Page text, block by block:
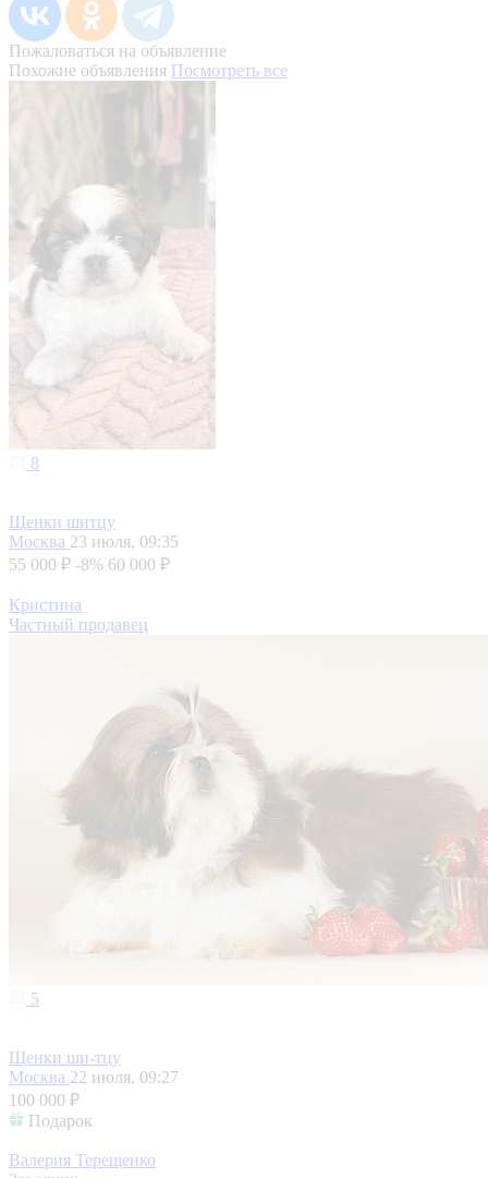
Пожаловаться на объявление
Похожие объявления Посмотреть все
8
Щенки шитцу
Москва 23 июля, 09:35
55 000 ₽ -8% 60 000 ₽
Кристина
Частный продавец
5
Щенки ши-тцу
Москва 22 июля, 09:27
100 000 ₽
Подарок
Валерия Терещенко